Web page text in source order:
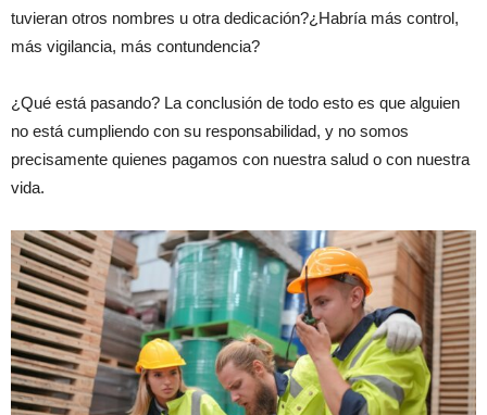
tuvieran otros nombres u otra dedicación?¿Habría más control,
más vigilancia, más contundencia?
¿Qué está pasando? La conclusión de todo esto es que alguien
no está cumpliendo con su responsabilidad, y no somos
precisamente quienes pagamos con nuestra salud o con nuestra
vida.